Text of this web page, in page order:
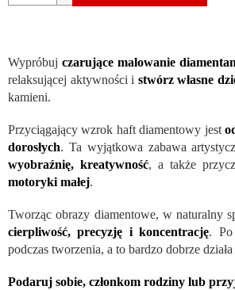
Wypróbuj czarujące malowanie
relaksującej aktywności i stwórz własne
kamieni.
Przyciągający wzrok haft diamentowy jest
dorosłych. Ta wyjątkowa zabawa
wyobraźnię, kreatywność, a także
motoryki małej.
Tworząc obrazy diamentowe, w naturalny
cierpliwość, precyzję i koncentrację. Po
podczas tworzenia, a to bardzo dobrze
Podaruj sobie, członkom rodziny lub